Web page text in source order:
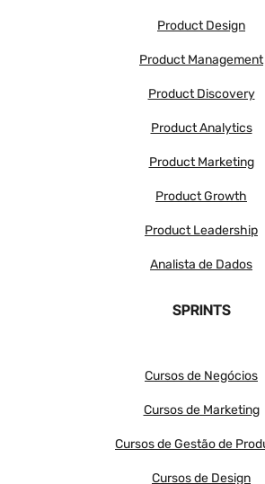
Product Design
Product Management
Product Discovery
Product Analytics
Product Marketing
Product Growth
Product Leadership
Analista de Dados
SPRINTS
Cursos de Negócios
Cursos de Marketing
Cursos de Gestão de
Cursos de Design